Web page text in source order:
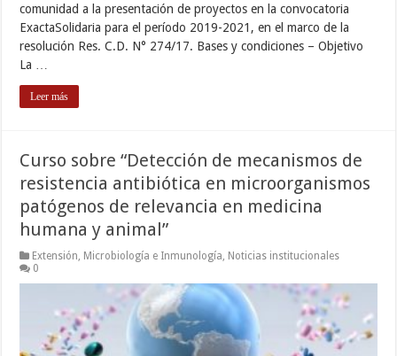
comunidad a la presentación de proyectos en la convocatoria
ExactaSolidaria para el período 2019-2021, en el marco de la
resolución Res. C.D. N° 274/17. Bases y condiciones – Objetivo
La …
Leer más
Curso sobre “Detección de mecanismos de
resistencia antibiótica en microorganismos
patógenos de relevancia en medicina
humana y animal”
Extensión Microbiología e Inmunología Noticias institucionales
0